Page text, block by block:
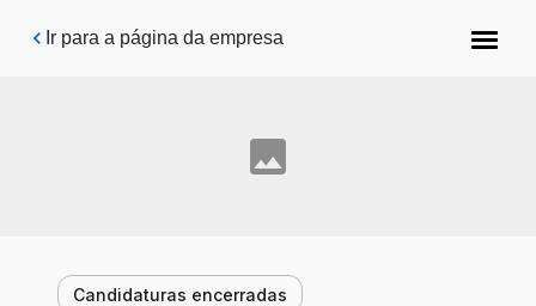
Pular para o conteúdo principal
Ir para a página da empresa
Candidaturas encerradas